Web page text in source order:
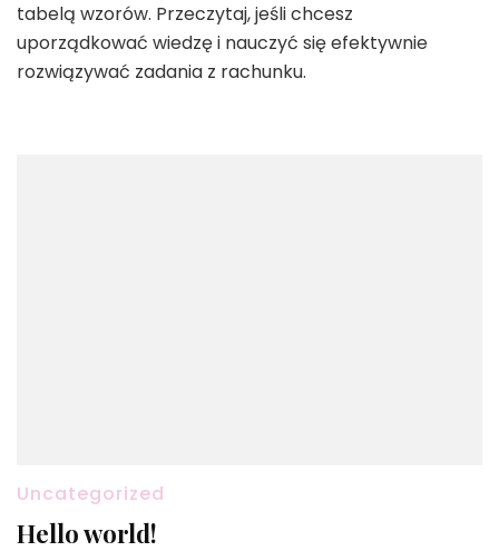
tabelą wzorów. Przeczytaj, jeśli chcesz
uporządkować wiedzę i nauczyć się efektywnie
rozwiązywać zadania z rachunku.
Uncategorized
Hello world!